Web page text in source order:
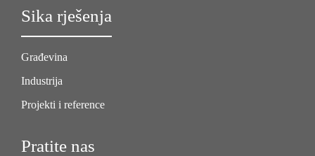
Sika rješenja
Građevina
Industrija
Projekti i reference
Pratite nas